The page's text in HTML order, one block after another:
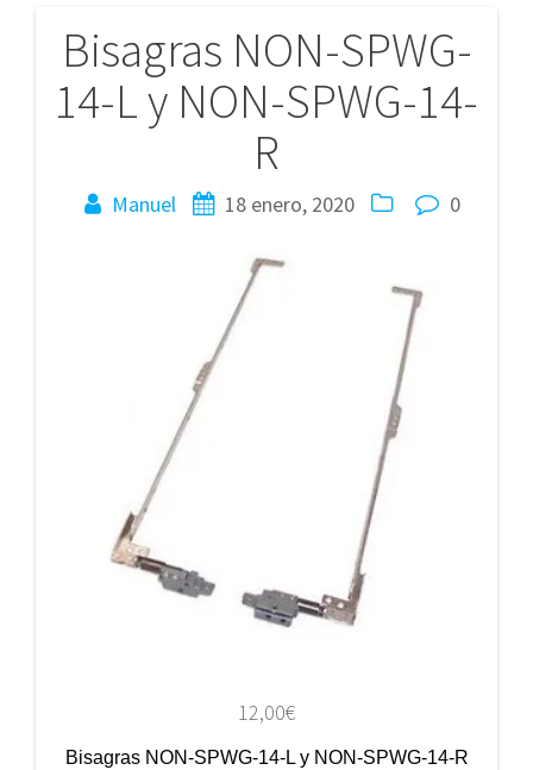
Bisagras NON-SPWG-
14-L y NON-SPWG-14-
R
Manuel 18 enero, 2020 0
12,00€
Bisagras NON-SPWG-14-L y NON-SPWG-14-R
Navegación
de